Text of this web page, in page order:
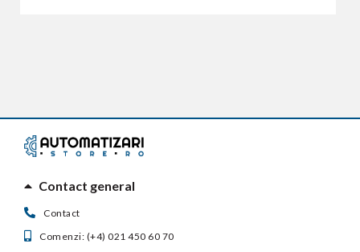
Contact general
Contact
Comenzi: (+4) 021 450 60 70